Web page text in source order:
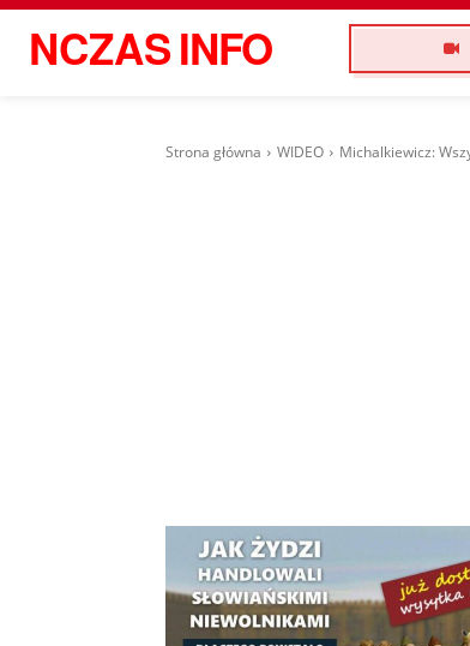
NCZASINFO
Strona główna WIDEO Michalkiewicz: